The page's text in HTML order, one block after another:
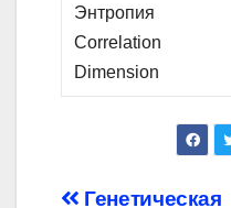
Энтропия
Correlation
Dimension
Генетическая